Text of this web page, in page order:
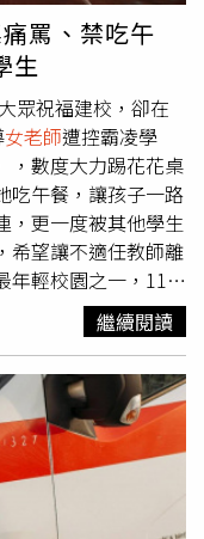
自己孩子的學習品
歸教育與輔導。民
對立不解決，台灣
，讓校園回歸輔導
國榮對此回應，外
己親自草擬「校事會
台說明理念，若是
對其理念有興趣，歡
；教育部則強調，莊
，這只是學者專家的
斷，相關法規與函釋
並非弱者，您的痛苦
得痛苦、似乎沒有
的病況向上通報並
。花花爸提到，該
校外教學，同行有
吹冷氣，其中一個
幾乎滅頂，所幸他
則後果恐不堪設想，
才得知此事。而校外
粗略看過後便讓司
心地與同學揮手道
家長驚覺有異提醒，
花與其他同學在兒童
病情，讓家長憤怒不
了，跟她又無法溝
C老師還曾隱瞞在體
，生殖器也沒有倖
摔在課桌上導致學生
淚遁」逃避指責，
失去信心。在提出
罵、禁吃午
生
眾祝福建校，卻在
女老師遭控霸凌學
，數度大力踢花花桌
吃午餐，讓孩子一路
，更一度被其他學生
希望讓不適任教師離
年輕校園之一，113
都希望孩子能享受新
小在短時間滿額，共
期望孩子能在此開
重。「剛開學就覺得
法跟這位老師溝
就重病一場，一度發
腸病毒、諾羅和流感
在學校被傳染
繼續閱讀